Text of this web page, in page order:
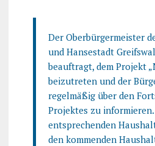
Der Oberbürgermeister
und Hansestadt
beauftragt, dem Projekt
beizutreten und der
regelmäßig über den
Projektes zu
entsprechenden
den kommenden